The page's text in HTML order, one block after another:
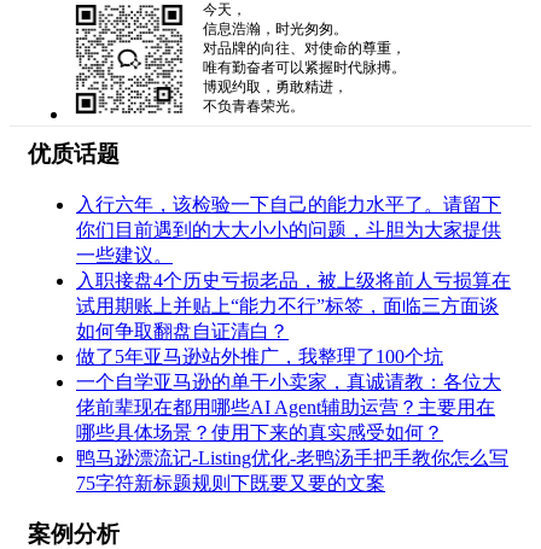
今天，
信息浩瀚，时光匆匆。
对品牌的向往、对使命的尊重，
唯有勤奋者可以紧握时代脉搏。
博观约取，勇敢精进，
不负青春荣光。
优质话题
入行六年，该检验一下自己的能力水平了。请留下
你们目前遇到的大大小小的问题，斗胆为大家提供
一些建议。
入职接盘4个历史亏损老品，被上级将前人亏损算在
试用期账上并贴上“能力不行”标签，面临三方面谈
如何争取翻盘自证清白？
做了5年亚马逊站外推广，我整理了100个坑
一个自学亚马逊的单干小卖家，真诚请教：各位大
佬前辈现在都用哪些AI Agent辅助运营？主要用在
哪些具体场景？使用下来的真实感受如何？
鸭马逊漂流记-Listing优化-老鸭汤手把手教你怎么写
75字符新标题规则下既要又要的文案
案例分析